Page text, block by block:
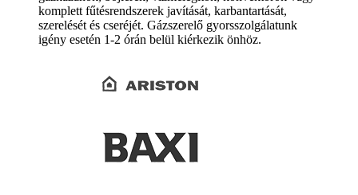
komplett fűtésrendszerek javítását, karbantartását,
szerelését és cseréjét. Gázszerelő gyorsszolgálatunk
igény esetén 1-2 órán belül kiérkezik önhöz.